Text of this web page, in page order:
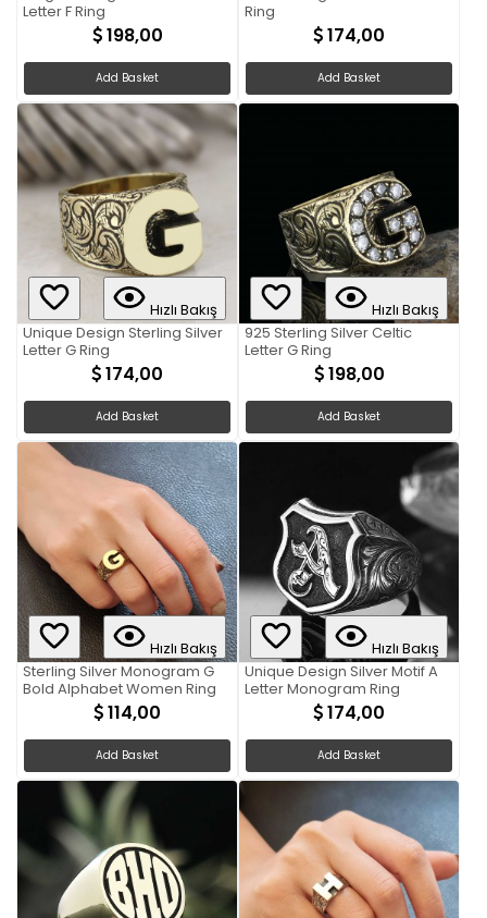
Letter F Ring
198,00
Add Basket
Ring
174,00
Add Basket
Hızlı Bakış
Unique Design Sterling Silver
Letter G Ring
174,00
Add Basket
Hızlı Bakış
925 Sterling Silver Celtic
Letter G Ring
198,00
Add Basket
Hızlı Bakış
Sterling Silver Monogram G
Bold Alphabet Women Ring
114,00
Add Basket
Hızlı Bakış
Unique Design Silver Motif A
Letter Monogram Ring
174,00
Add Basket